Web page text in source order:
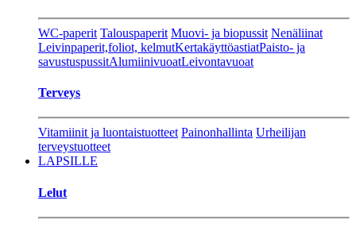
WC-paperit Talouspaperit Muovi- ja biopussit Nenäliinat
Leivinpaperit,foliot, kelmutKertakäyttöastiatPaisto- ja
savustuspussitAlumiinivuoatLeivontavuoat
Terveys
Vitamiinit ja luontaistuotteet Painonhallinta Urheilijan
terveystuotteet
LAPSILLE
Lelut